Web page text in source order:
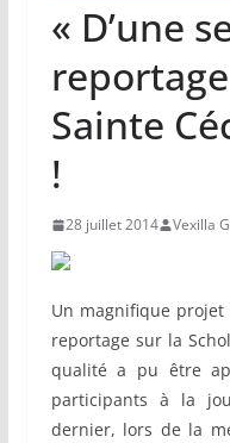
« D’une
Sainte
!
28 juillet 2014 Vexilla
Un magnifique
reportage sur la
qualité a pu être
participants à la
dernier, lors de la